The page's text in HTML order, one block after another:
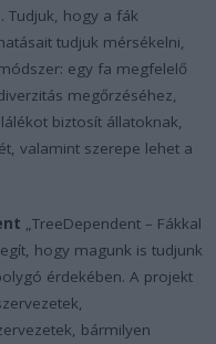
Tudjuk, hogy a fák
tudjuk mérsékelni,
egy fa megfelelő
megőrzéséhez,
biztosít állatoknak,
valamint szerepe lehet a
„TreeDependent – Fákkal
hogy magunk is tudjunk
érdekében. A projekt
bármilyen